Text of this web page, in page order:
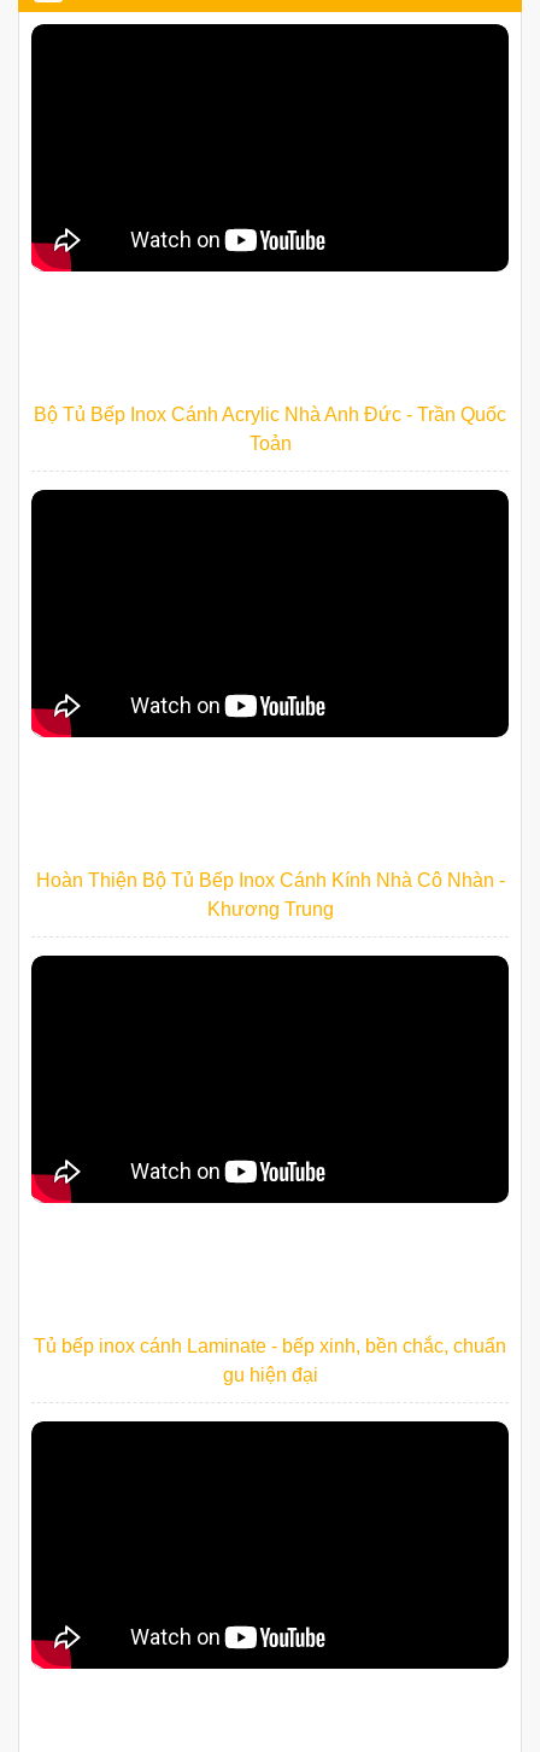
Bộ Tủ Bếp Inox Cánh Acrylic Nhà Anh Đức - Trần Quốc
Toản
Hoàn Thiện Bộ Tủ Bếp Inox Cánh Kính Nhà Cô Nhàn -
Khương Trung
Tủ bếp inox cánh Laminate - bếp xinh, bền chắc, chuẩn
gu hiện đại